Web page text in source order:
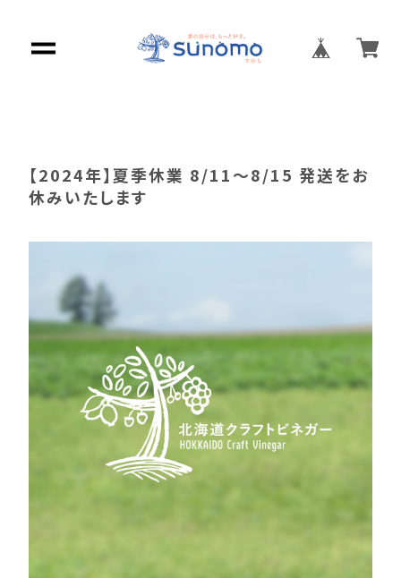
【2024年】夏季休業 8/11～8/15 発送をお
休みいたします